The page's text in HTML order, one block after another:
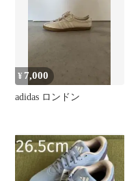
¥ 7,000
adidas ロンドン